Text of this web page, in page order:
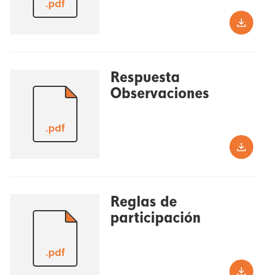
.pdf
.pdf
Respuesta
Observaciones
.pdf
Reglas de
participación